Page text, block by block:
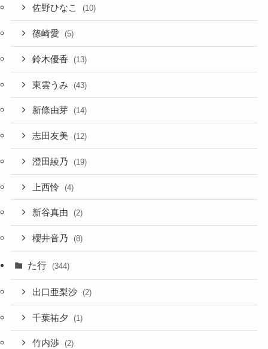
佐野ひなこ (10)
篠崎愛 (5)
鈴木優香 (13)
東雲うみ (43)
新條由芽 (14)
志田友美 (12)
澄田綾乃 (19)
上西怜 (4)
新谷真由 (2)
櫻井音乃 (8)
た行 (344)
出口亜梨沙 (2)
千葉祐夕 (1)
竹内渉 (2)